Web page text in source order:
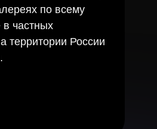
по всему
в частных
территории России